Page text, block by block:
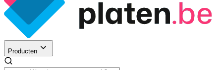
Producten